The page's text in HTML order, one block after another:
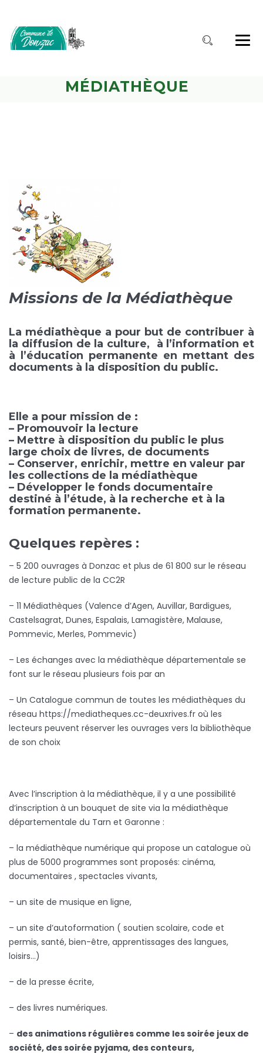
MÉDIATHÈQUE
Missions de la Médiathèque
La médiathèque a pour but de contribuer à
la diffusion de la culture, à l’information et
à l’éducation permanente en mettant des
documents à la disposition du public.
Elle a pour mission de :
– Promouvoir la lecture
– Mettre à disposition du public le plus
large choix de livres, de documents
– Conserver, enrichir, mettre en valeur par
les collections de la médiathèque
– Développer le fonds documentaire
destiné à l’étude, à la recherche et à la
formation permanente.
Quelques repères :
– 5 200 ouvrages à Donzac et plus de 61 800 sur le réseau
de lecture public de la CC2R
– 11 Médiathèques (Valence d’Agen, Auvillar, Bardigues,
Castelsagrat, Dunes, Espalais, Lamagistère, Malause,
Pommevic, Merles, Pommevic)
– Les échanges avec la médiathèque départementale se
font sur le réseau plusieurs fois par an
– Un Catalogue commun de toutes les médiathèques du
réseau https://mediatheques.cc-deuxrives.fr où les
lecteurs peuvent réserver les ouvrages vers la bibliothèque
de son choix
Avec l’inscription à la médiathèque, il y a une possibilité
d’inscription à un bouquet de site via la médiathèque
départementale du Tarn et Garonne :
– la médiathèque numérique qui propose un catalogue où
plus de 5000 programmes sont proposés: cinéma,
documentaires , spectacles vivants,
– un site de musique en ligne,
– un site d’autoformation ( soutien scolaire, code et
permis, santé, bien-être, apprentissages des langues,
loisirs…)
– de la presse écrite,
– des livres numériques.
– des animations régulières comme les soirée jeux de
société, des soirée pyjama, des conteurs,